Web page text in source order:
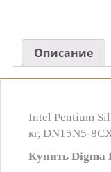
Описание
Intel Pentium
кг, DN15N5-
Купить Digma